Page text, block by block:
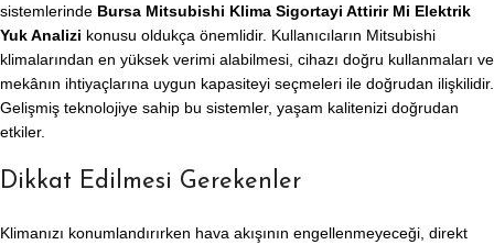
sistemlerinde Bursa Mitsubishi Klima Sigortayi Attirir Mi Elektrik
Yuk Analizi konusu oldukça önemlidir. Kullanıcıların Mitsubishi
klimalarından en yüksek verimi alabilmesi, cihazı doğru kullanmaları ve
mekânın ihtiyaçlarına uygun kapasiteyi seçmeleri ile doğrudan ilişkilidir.
Gelişmiş teknolojiye sahip bu sistemler, yaşam kalitenizi doğrudan
etkiler.
Dikkat Edilmesi Gerekenler
Klimanızı konumlandırırken hava akışının engellenmeyeceği, direkt